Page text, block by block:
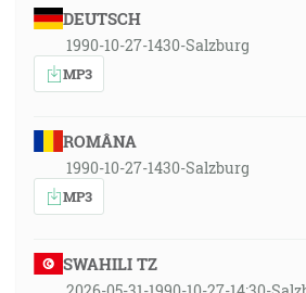
DEUTSCH
1990-10-27-1430-Salzburg
MP3
ROMÂNA
1990-10-27-1430-Salzburg
MP3
SWAHILI TZ